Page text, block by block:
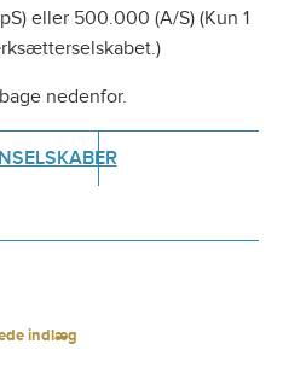
eller 500.000 (A/S) (Kun 1
nedenfor.
indlæg